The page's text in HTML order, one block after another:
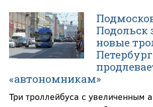
Подольск
новые
Петербург
«автономникам»
Три троллейбуса с увеличенным